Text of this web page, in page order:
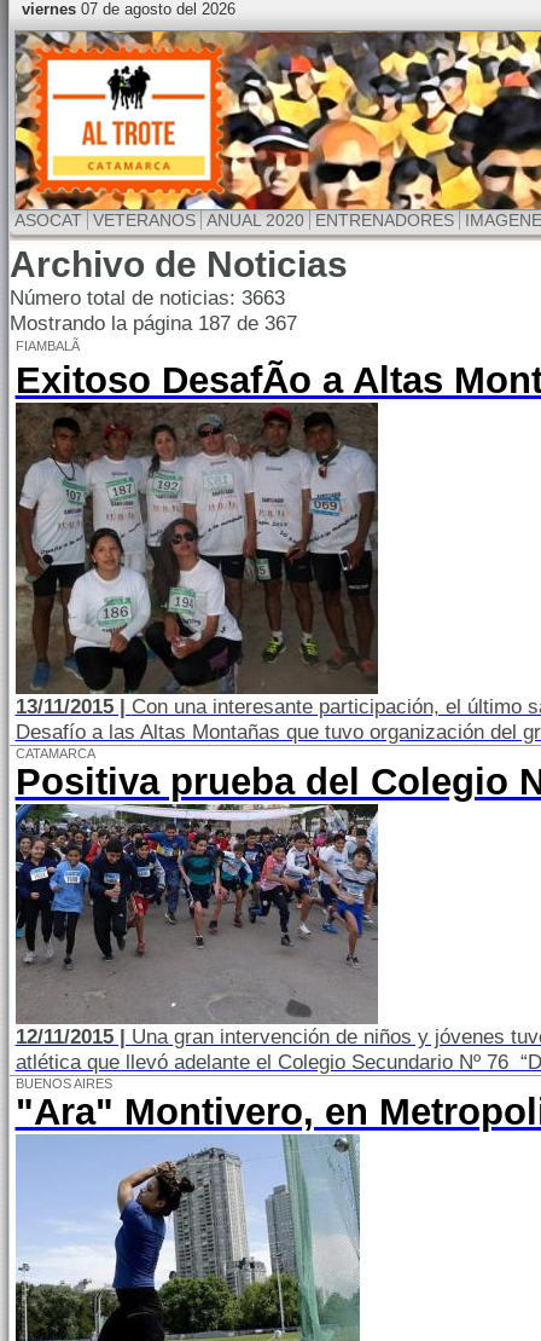
viernes07 de agosto del 2026
ASOCAT VETERANOS ANUAL 2020 ENTRENADORES
Archivo de Noticias
Número total de noticias: 3663
Mostrando la página 187 de 367
FIAMBALÃ
Exitoso DesafÃ­o a Altas
13/11/2015 | Con una interesante participación, el último
Desafío a las Altas Montañas que tuvo organización del
CATAMARCA
Positiva prueba del Colegio
12/11/2015 | Una gran intervención de niños y jóvenes
atlética que llevó adelante el Colegio Secundario Nº 76
BUENOS AIRES
"Ara" Montivero, en